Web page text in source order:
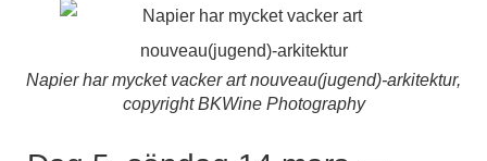
Napier har mycket vacker art nouveau(jugend)-arkitektur,
copyright BKWine Photography